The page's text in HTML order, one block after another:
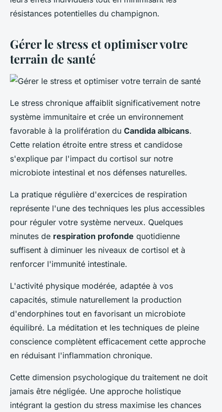
résistances potentielles du champignon.
Gérer le stress et optimiser votre
terrain de santé
Le stress chronique affaiblit significativement notre
système immunitaire et crée un environnement
favorable à la prolifération du Candida albicans.
Cette relation étroite entre stress et candidose
s'explique par l'impact du cortisol sur notre
microbiote intestinal et nos défenses naturelles.
La pratique régulière d'exercices de respiration
représente l'une des techniques les plus accessibles
pour réguler votre système nerveux. Quelques
minutes de respiration profonde quotidienne
suffisent à diminuer les niveaux de cortisol et à
renforcer l'immunité intestinale.
L'activité physique modérée, adaptée à vos
capacités, stimule naturellement la production
d'endorphines tout en favorisant un microbiote
équilibré. La méditation et les techniques de pleine
conscience complètent efficacement cette approche
en réduisant l'inflammation chronique.
Cette dimension psychologique du traitement ne doit
jamais être négligée. Une approche holistique
intégrant la gestion du stress maximise les chances